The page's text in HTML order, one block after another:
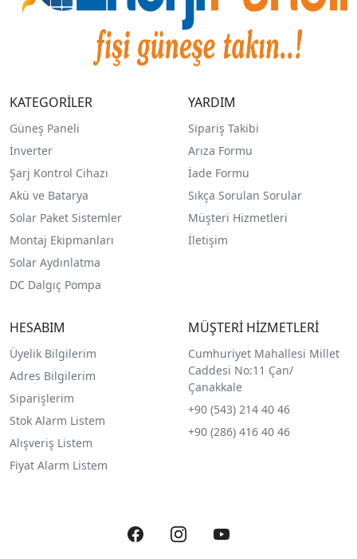
KATEGORİLER
Güneş Paneli
İnverter
Şarj Kontrol Cihazı
Akü ve Batarya
Solar Paket Sistemler
Montaj Ekipmanları
Solar Aydınlatma
DC Dalgıç Pompa
YARDIM
Sipariş Takibi
Arıza Formu
İade Formu
Sıkça Sorulan Sorular
Müşteri Hizmetleri
İletişim
HESABIM
Üyelik Bilgilerim
Adres Bilgilerim
Siparişlerim
Stok Alarm Listem
Alışveriş Listem
Fiyat Alarm Listem
MÜŞTERİ HİZMETLERİ
Cumhuriyet Mahallesi Millet
Caddesi No:11 Çan/
Çanakkale
+90 (543) 214 40 46
+90 (286) 416 40 46